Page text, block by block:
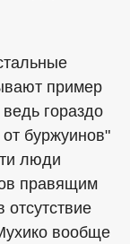
пример
гораздо
от буржуинов"
люди
правящим
вообще